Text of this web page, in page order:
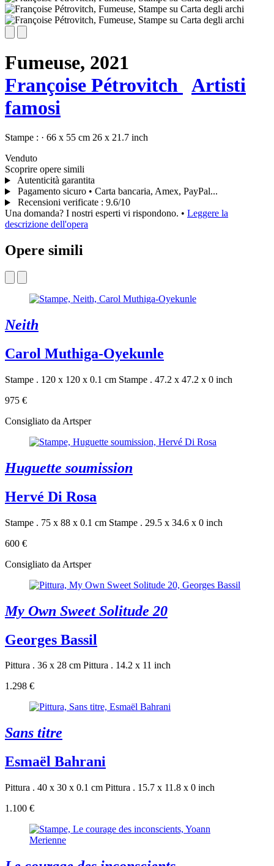
Fumeuse, 2021
Françoise Pétrovitch
Artisti
famosi
Stampe : · 66 x 55 cm 26 x 21.7 inch
Venduto
Scoprire opere simili
Autenticità garantita
Pagamento sicuro • Carta bancaria, Amex, PayPal...
Recensioni verificate : 9.6/10
Una domanda? I nostri esperti vi rispondono. • Leggere la
descrizione dell'opera
Opere simili
Neith
Carol Muthiga-Oyekunle
Stampe . 120 x 120 x 0.1 cm Stampe . 47.2 x 47.2 x 0 inch
975 €
Consigliato da Artsper
Huguette soumission
Hervé Di Rosa
Stampe . 75 x 88 x 0.1 cm Stampe . 29.5 x 34.6 x 0 inch
600 €
Consigliato da Artsper
My Own Sweet Solitude 20
Georges Bassil
Pittura . 36 x 28 cm Pittura . 14.2 x 11 inch
1.298 €
Sans titre
Esmaël Bahrani
Pittura . 40 x 30 x 0.1 cm Pittura . 15.7 x 11.8 x 0 inch
1.100 €